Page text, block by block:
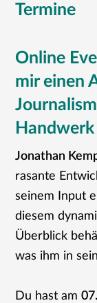
Termine
Online
mir einen
Handwerk
Jonathan
rasante
seinem Input
diesem
Überblick
was ihm in
Du hast am